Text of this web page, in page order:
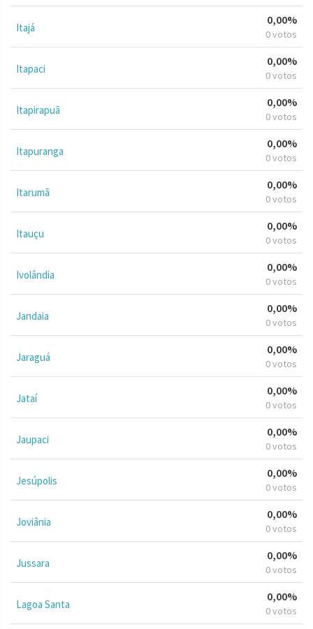
Itajá
0,00%
0 votos
Itapaci
0,00%
0 votos
Itapirapuã
0,00%
0 votos
Itapuranga
0,00%
0 votos
Itarumã
0,00%
0 votos
Itauçu
0,00%
0 votos
Ivolândia
0,00%
0 votos
Jandaia
0,00%
0 votos
Jaraguá
0,00%
0 votos
Jataí
0,00%
0 votos
Jaupaci
0,00%
0 votos
Jesúpolis
0,00%
0 votos
Joviânia
0,00%
0 votos
Jussara
0,00%
0 votos
Lagoa Santa
0,00%
0 votos